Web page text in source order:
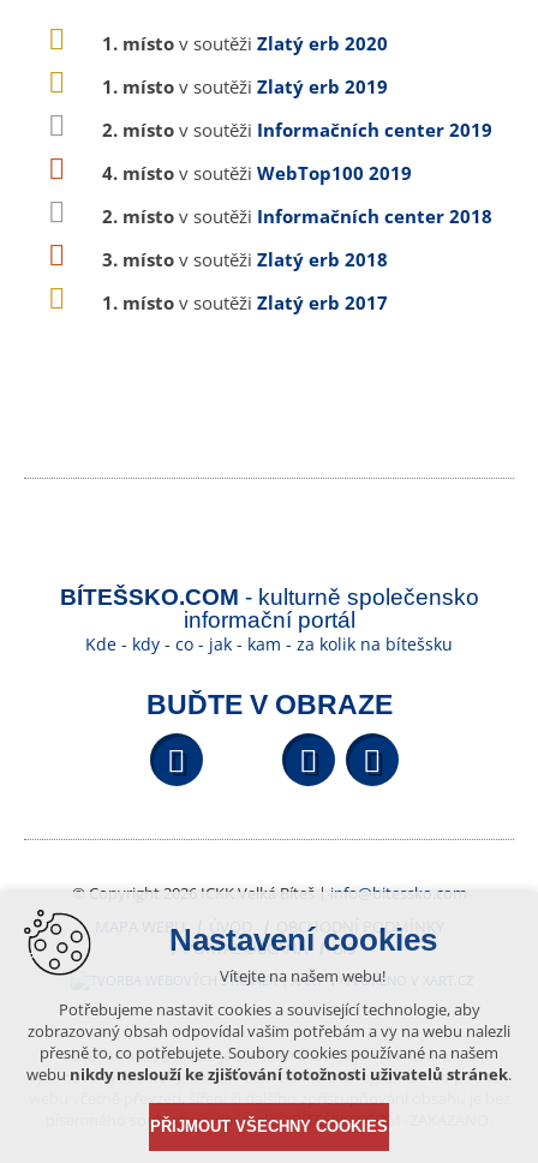
1. místo v soutěži Zlatý erb 2020
1. místo v soutěži Zlatý erb 2019
2. místo v soutěži Informačních center 2019
4. místo v soutěži WebTop100 2019
2. místo v soutěži Informačních center 2018
3. místo v soutěži Zlatý erb 2018
1. místo v soutěži Zlatý erb 2017
BÍTEŠSKO.COM - kulturně společensko
informační portál
Kde - kdy - co - jak - kam - za kolik na bítešsku
BUĎTE V OBRAZE
Facebook YouTube
© Copyright 2026 ICKK Velká Bíteš | info@bitessko.com
MAPA WEBU
ÚVOD
OBCHODNÍ PODMÍNKY
PORTÁL OBČANA
GIS
VYTVOŘENO V XART.CZ
Obsah tohoto portálu je chráněn autorským právem, které
vykonává vydavatel. Jakékoliv užití článků a fotografií z této podoby
písemného souhlasu vydavatele – BÍTEŠSKO.COM -ZAKÁZÁNO.
Nastavení cookies
Vítejte na našem webu!
Potřebujeme nastavit cookies a související technologie, aby
zobrazovaný obsah odpovídal vašim potřebám a vy na webu nalezli
přesně to, co potřebujete. Soubory cookies používané na našem
webu nikdy neslouží ke zjišťování totožnosti uživatelů stránek.
PŘIJMOUT VŠECHNY COOKIES